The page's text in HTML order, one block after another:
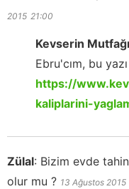
2015 21:00
Kevserin Mutfağı
Ebru'cım, bu
https://
kaliplarini-
Zülal: Bizim evde
olur mu ? 13 Ağustos 2015